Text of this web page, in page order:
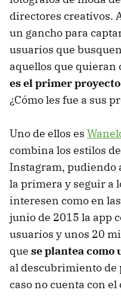
directores creativos.
un gancho para
usuarios que
aquellos que quieran
es el primer
¿Cómo les fue a sus
Uno de ellos es
combina los estilos
Instagram, pudiendo
la primera y seguir a
interesen como en
junio de 2015 la app
usuarios y unos 20
que se plantea como
al descubrimiento de
caso no cuenta con